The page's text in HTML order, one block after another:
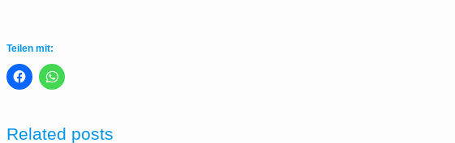
Teilen mit:
Related posts